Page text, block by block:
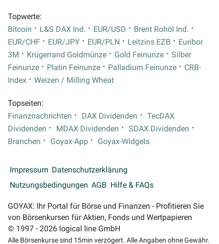
Topwerte:
Bitcoin
L&S DAX Ind. EUR/USD
Brent Rohöl Ind.
EUR/CHF
EUR/JPY EUR/PLN Leitzins EZB
Euribor
3M
Krügerrand Goldmünze Gold Feinunze
Silber
Feinunze
Platin Feinunze Palladium Feinunze
CRB-
Index
Weizen / Milling Wheat
Topseiten:
Finanznachrichten
DAX Dividenden
TecDAX
Dividenden
MDAX Dividenden
SDAX Dividenden
Branchen
Goyax-App Goyax-Widgets
Impressum Datenschutzerklärung
Nutzungsbedingungen AGB Hilfe & FAQs
GOYAX: Ihr Portal für Börse und Finanzen - Profitieren Sie
von Börsenkursen für Aktien, Fonds und Wertpapieren
© 1997 - 2026 logical line GmbH
Alle Börsenkurse sind 15min verzögert. Alle Angaben ohne Gewähr.